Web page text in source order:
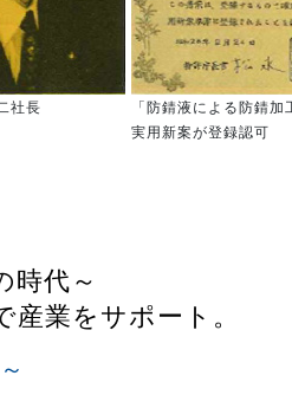
社長
「防錆液による防錆加
実用新案が登録認可
時代～
産業をサポート。